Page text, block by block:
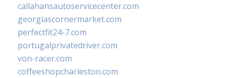
callahansautoservicecenter.com
georgiascornermarket.com
perfectfit24-7.com
portugalprivatedriver.com
von-racer.com
coffeeshopcharleston.com